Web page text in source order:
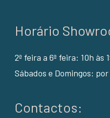
Horário
2ª feira a 6ª feira: 10h às
Sábados e Domingos:
Contactos: